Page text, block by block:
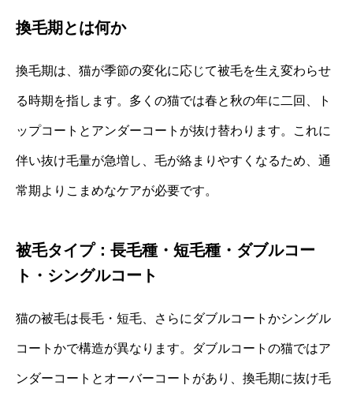
換毛期とは何か
換毛期は、猫が季節の変化に応じて被毛を生え変わらせ
る時期を指します。多くの猫では春と秋の年に二回、ト
ップコートとアンダーコートが抜け替わります。これに
伴い抜け毛量が急増し、毛が絡まりやすくなるため、通
常期よりこまめなケアが必要です。
被毛タイプ：長毛種・短毛種・ダブルコー
ト・シングルコート
猫の被毛は長毛・短毛、さらにダブルコートかシングル
コートかで構造が異なります。ダブルコートの猫ではア
ンダーコートとオーバーコートがあり、換毛期に抜け毛